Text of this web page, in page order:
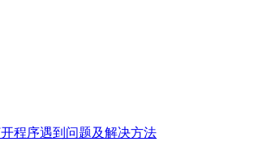
程序遇到问题及解决方法